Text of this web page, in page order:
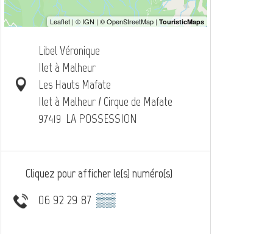
Libel Véronique
Ilet à Malheur
Les Hauts Mafate
Ilet à Malheur / Cirque de Mafate
97419 LA POSSESSION
Cliquez pour afficher le(s) numéro(s)
06 92 29 87 ▒▒